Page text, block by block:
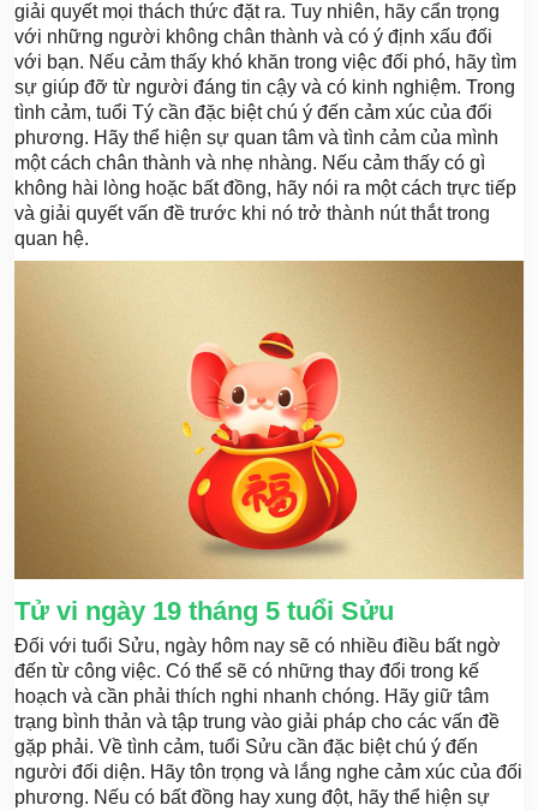
giải quyết mọi thách thức đặt ra. Tuy nhiên, hãy cẩn trọng
với những người không chân thành và có ý định xấu đối
với bạn. Nếu cảm thấy khó khăn trong việc đối phó, hãy tìm
sự giúp đỡ từ người đáng tin cậy và có kinh nghiệm. Trong
tình cảm, tuổi Tý cần đặc biệt chú ý đến cảm xúc của đối
phương. Hãy thể hiện sự quan tâm và tình cảm của mình
một cách chân thành và nhẹ nhàng. Nếu cảm thấy có gì
không hài lòng hoặc bất đồng, hãy nói ra một cách trực tiếp
và giải quyết vấn đề trước khi nó trở thành nút thắt trong
quan hệ.
Tử vi ngày 19 tháng 5 tuổi Sửu
Đối với tuổi Sửu, ngày hôm nay sẽ có nhiều điều bất ngờ
đến từ công việc. Có thể sẽ có những thay đổi trong kế
hoạch và cần phải thích nghi nhanh chóng. Hãy giữ tâm
trạng bình thản và tập trung vào giải pháp cho các vấn đề
gặp phải. Về tình cảm, tuổi Sửu cần đặc biệt chú ý đến
người đối diện. Hãy tôn trọng và lắng nghe cảm xúc của đối
phương. Nếu có bất đồng hay xung đột, hãy thể hiện sự